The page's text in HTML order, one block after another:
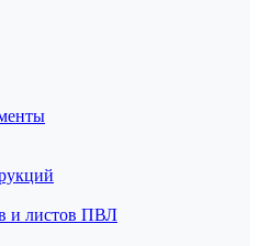
и листов ПВЛ